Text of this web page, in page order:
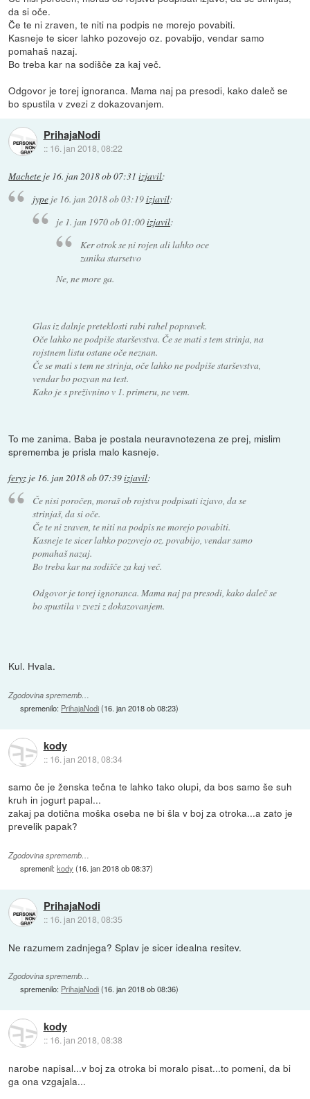
da si oče.
Če te ni zraven, te niti na podpis ne morejo povabiti.
Kasneje te sicer lahko pozovejo oz. povabijo, vendar samo
pomahaš nazaj.
Bo treba kar na sodišče za kaj več.
Odgovor je torej ignoranca. Mama naj pa presodi, kako daleč se
bo spustila v zvezi z dokazovanjem.
PrihajaNodi
:: 16. jan 2018, 08:22
Machete je 16. jan 2018 ob 07:31 izjavil:
jypeje 16. jan 2018 ob 03:19izjavil:
je 1. jan 1970 ob 01:00izjavil:
Ker otrok se ni rojen ali lahko oce
zanika starsetvo
Ne, ne more ga.
Glas iz dalnje preteklosti rabi rahel popravek.
Oče lahko ne podpiše starševstva. Če se mati s tem strinja, na
rojstnem listu ostane oče neznan.
Če se mati s tem ne strinja, oče lahko ne podpiše starševstva,
vendar bo pozvan na test.
Kako je s preživnino v 1. primeru, ne vem.
To me zanima. Baba je postala neuravnotezena ze prej, mislim
sprememba je prisla malo kasneje.
feryz je 16. jan 2018 ob 07:39izjavil:
Če nisi poročen, moraš ob rojstvu podpisati izjavo, da se
strinjaš, da si oče.
Če te ni zraven, te niti na podpis ne morejo povabiti.
Kasneje te sicer lahko pozovejo oz. povabijo, vendar samo
pomahaš nazaj.
Bo treba kar na sodišče za kaj več.
Odgovor je torej ignoranca. Mama naj pa presodi, kako daleč se
bo spustila v zvezi z dokazovanjem.
Kul. Hvala.
Zgodovina sprememb…
spremenilo: PrihajaNodi(16. jan 2018 ob 08:23)
kody
:: 16. jan 2018, 08:34
samo če je ženska tečna te lahko tako olupi, da bos samo še suh
kruh in jogurt papal...
zakaj pa dotična moška oseba ne bi šla v boj za otroka...a zato je
prevelik papak?
Zgodovina sprememb…
spremenil:kody (16. jan 2018 ob 08:37)
PrihajaNodi
:: 16. jan 2018, 08:35
Ne razumem zadnjega? Splav je sicer idealna resitev.
Zgodovina sprememb…
spremenilo: PrihajaNodi(16. jan 2018 ob 08:36)
kody
:: 16. jan 2018, 08:38
narobe napisal...v boj za otroka bi moralo pisat...to pomeni, da bi
ga ona vzgajala...